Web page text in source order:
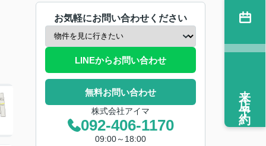
お気軽にお問い合わせください
LINEからお問い合わせ
無料お問い合わせ
株式会社アイマ
092-406-1170
09:00～18:00
来店予約